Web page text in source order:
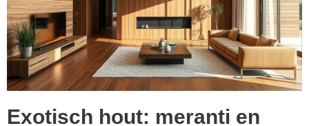
Exotisch hout: meranti en